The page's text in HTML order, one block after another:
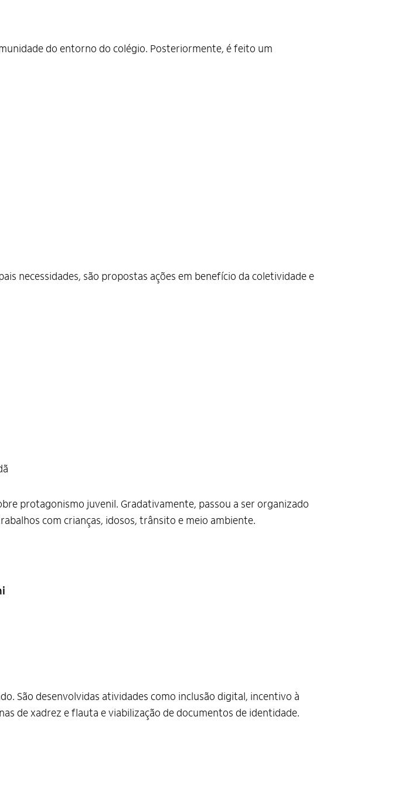
do entorno do colégio. Posteriormente, é feito um
necessidades, são propostas ações em benefício da coletividade e
protagonismo juvenil. Gradativamente, passou a ser organizado
com crianças, idosos, trânsito e meio ambiente.
São desenvolvidas atividades como inclusão digital, incentivo à
de xadrez e flauta e viabilização de documentos de identidade.